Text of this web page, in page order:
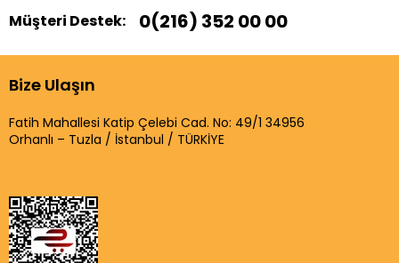
Müşteri Destek:
0(216) 352 00 00
Bize Ulaşın
Fatih Mahallesi Katip Çelebi Cad. No: 49/1 34956
Orhanlı – Tuzla / İstanbul / TÜRKİYE